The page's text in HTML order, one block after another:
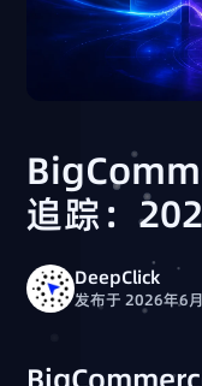
追踪：
DeepClick
发布于 2026年6